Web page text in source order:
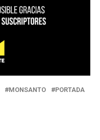
MONSANTO
PORTADA